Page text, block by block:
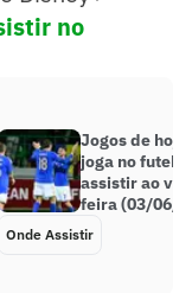
no
Jogos de
joga no
assistir ao
feira (03/06/
Onde Assistir